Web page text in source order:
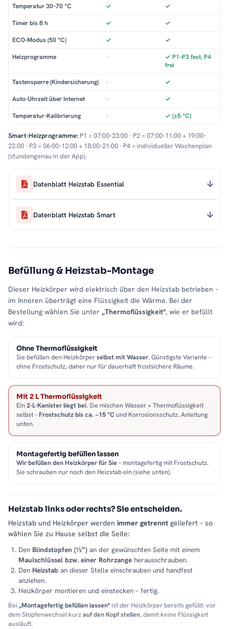
Temperatur 30–70 °C ✓ ✓
Timer bis 8 h ✓ ✓
ECO-Modus (50 °C) ✓ ✓
Heizprogramme –
✓ P1–P3 fest, P4
frei
Tastensperre (Kindersicherung) – ✓
Auto-Uhrzeit über Internet – ✓
Temperatur-Kalibrierung – ✓ (±5 °C)
Smart-Heizprogramme: P1 = 07:00–23:00 · P2 = 07:00–11:00 + 19:00–
22:00 · P3 = 06:00–12:00 + 18:00–21:00 · P4 = individueller Wochenplan
(stundengenau in der App).
Datenblatt Heizstab Essential
Datenblatt Heizstab Smart
Befüllung & Heizstab-Montage
Dieser Heizkörper wird elektrisch über den Heizstab betrieben –
im Inneren überträgt eine Flüssigkeit die Wärme. Bei der
Bestellung wählen Sie unter „Thermoflüssigkeit", wie er befüllt
wird:
Ohne Thermoflüssigkeit
Sie befüllen den Heizkörperselbst mit Wasser. Günstigste Variante –
ohne Frostschutz, daher nur für dauerhaft frostsichere Räume.
Mit 2 L Thermoflüssigkeit
Ein 2-L-Kanister liegt bei. Sie mischen Wasser + Thermoflüssigkeit
selbst –Frostschutz bis ca. −15 °Cund Korrosionsschutz. Anleitung
unten.
Montagefertig befüllen lassen
Wir befüllen den Heizkörper für Sie– montagefertig mit Frostschutz.
Sie schrauben nur noch den Heizstab ein (siehe unten).
Heizstab links oder rechts? Sie entscheiden.
Heizstab und Heizkörper werden immer getrennt geliefert – so
wählen Sie zu Hause selbst die Seite:
Den Blindstopfen (½″) an der gewünschten Seite mit einem
Maulschlüssel bzw. einer Rohrzange herausschrauben.
Den Heizstab an dieser Stelle einschrauben und handfest
anziehen.
Heizkörper montieren und einstecken – fertig.
Bei „Montagefertig befüllen lassen"ist der Heizkörper bereits gefüllt: vor
dem Stopfenwechsel kurzauf den Kopf stellen, damit keine Flüssigkeit
ausläuft.